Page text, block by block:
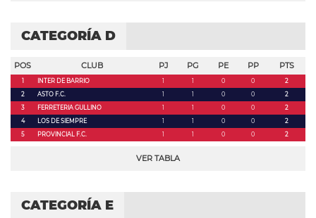
CATEGORÍA D
POS CLUB PJ PG PE PP PTS
1 INTER DE BARRIO 1 1 0 0
2
2
ASTO F.C. 1 1 0 0
2
3
FERRETERIA GULLINO 1 1 0 0
2
4
LOS DE SIEMPRE 1 1 0 0
2
5
PROVINCIAL F.C. 1 1 0 0 2
VER TABLA
CATEGORÍA E